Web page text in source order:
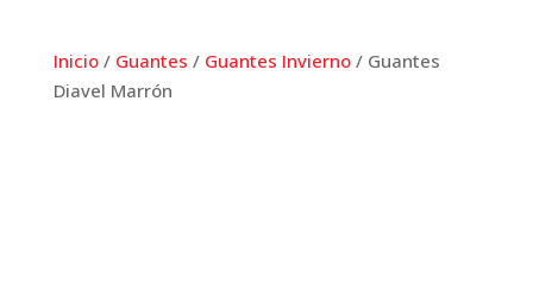
Inicio/ Guantes / Guantes Invierno/ Guantes
Diavel Marrón